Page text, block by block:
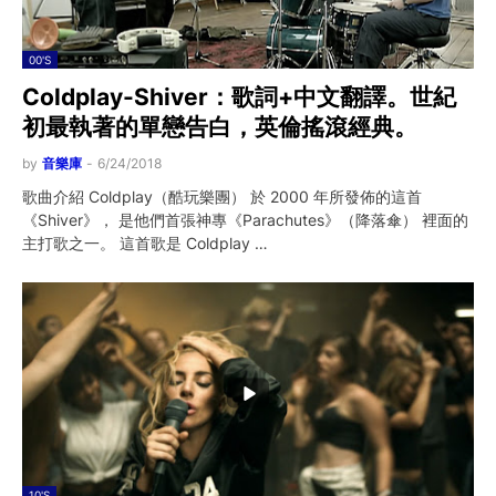
00'S
Coldplay-Shiver：歌詞+中文翻譯。世紀
初最執著的單戀告白，英倫搖滾經典。
by 音樂庫 - 6/24/2018
歌曲介紹 Coldplay（酷玩樂團） 於 2000 年所發佈的這首
《Shiver》， 是他們首張神專《Parachutes》（降落傘） 裡面的
主打歌之一。 這首歌是 Coldplay …